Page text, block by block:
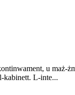
u maż-
kabinett. L-inte...